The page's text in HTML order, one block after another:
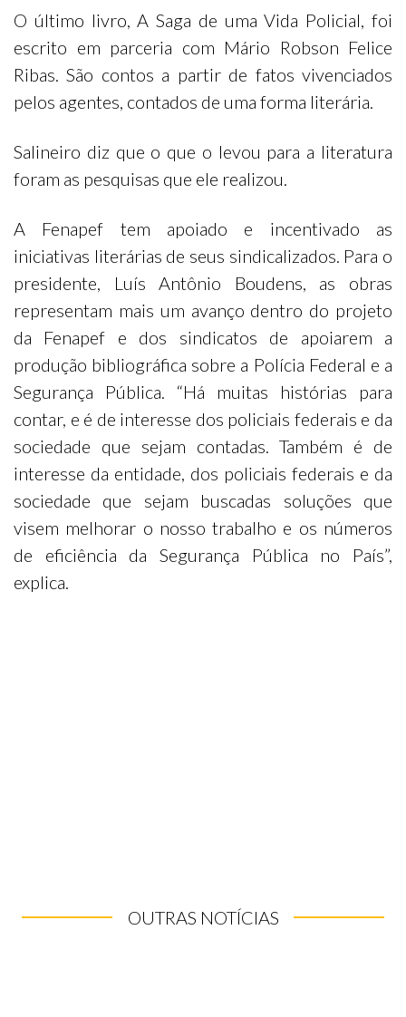
O último livro, A Saga de uma Vida Policial, foi
escrito em parceria com Mário Robson Felice
Ribas. São contos a partir de fatos vivenciados
pelos agentes, contados de uma forma literária.
Salineiro diz que o que o levou para a literatura
foram as pesquisas que ele realizou.
A Fenapef tem apoiado e incentivado as
iniciativas literárias de seus sindicalizados. Para o
presidente, Luís Antônio Boudens, as obras
representam mais um avanço dentro do projeto
da Fenapef e dos sindicatos de apoiarem a
produção bibliográfica sobre a Polícia Federal e a
Segurança Pública. “Há muitas histórias para
contar, e é de interesse dos policiais federais e da
sociedade que sejam contadas. Também é de
interesse da entidade, dos policiais federais e da
sociedade que sejam buscadas soluções que
visem melhorar o nosso trabalho e os números
de eficiência da Segurança Pública no País”,
explica.
OUTRAS NOTÍCIAS